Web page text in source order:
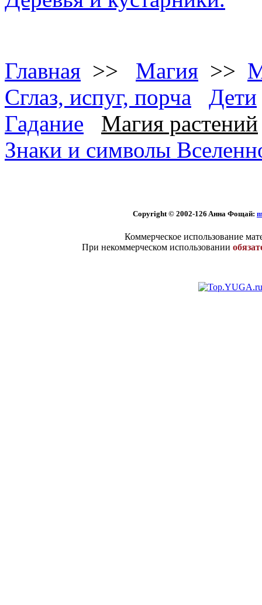
Главная >> Магия >>
Сглаз, испуг, порча
Дети
Гадание
Магия растений
Знаки и символы
Copyright © 2002-126 Aннa Фoщaй:
Коммерческое использование
При некоммерческом использовании